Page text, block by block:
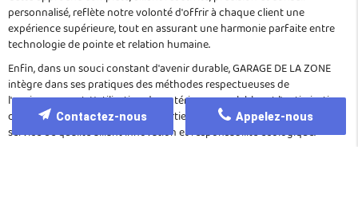
personnalisé, reflète notre volonté d'offrir à chaque client une
expérience supérieure, tout en assurant une harmonie parfaite entre
technologie de pointe et relation humaine.
Enfin, dans un souci constant d'avenir durable, GARAGE DE LA ZONE
intègre dans ses pratiques des méthodes respectueuses de
l'environnement. L'utilisation de matériaux recyclables et l'optimisation
des processus techniques font partie de notre engagement pour un
service de qualité alliant innovation et responsabilité écologique.
Appelez-nous
Contactez-nous